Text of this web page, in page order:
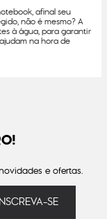
afinal seu
não é mesmo? A
à água, para garantir
na hora de
e ofertas.